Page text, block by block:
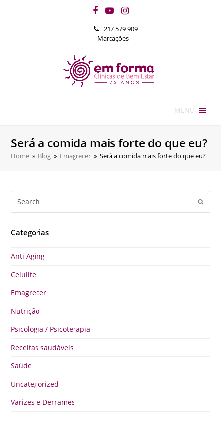
Facebook
YouTubeInstagram
217 579 909
Marcações
MENU
Será a comida mais forte do que eu?
Home » Blog » Emagrecer » Será a comida mais forte do que eu?
Categorias
Anti Aging
Celulite
Emagrecer
Nutrição
Psicologia / Psicoterapia
Receitas saudáveis
Saúde
Uncategorized
Varizes e Derrames